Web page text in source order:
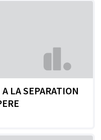
LA SEPARATION